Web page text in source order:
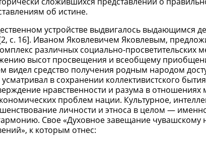
об истине.
устройстве выдвигалось выдающимся
с. 16]. Иваном Яковлевичем Яковлевым,
различных социально-просветительских
высот просвещения и всеобщему
видел средство получения родным народом
в сохранении коллективистского
нравственности и разума в
проблем нации. Культурное,
личности и этноса в целом —
Свое «Духовное завещание чувашскому
к которым отнес: